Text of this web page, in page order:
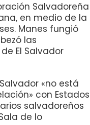
Salvadoreña
en medio de la
Manes fungió
las
El Salvador
«no está
con Estados
salvadoreños
de lo